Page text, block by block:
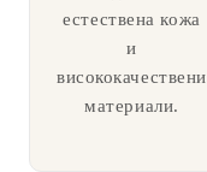
естествена кожа
и
висококачествени
материали.